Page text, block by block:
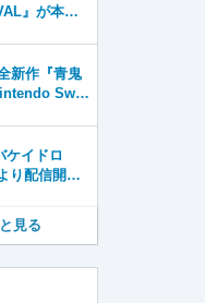
』が本日8
新作『青鬼
Swit
ケイドロ
り配信開
場！
見る